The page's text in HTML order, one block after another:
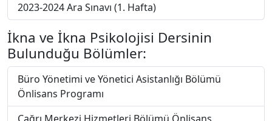
2023-2024 Ara Sınavı (1. Hafta)
İkna ve İkna Psikolojisi Dersinin
Bulunduğu Bölümler:
Büro Yönetimi ve Yönetici Asistanlığı Bölümü
Önlisans Programı